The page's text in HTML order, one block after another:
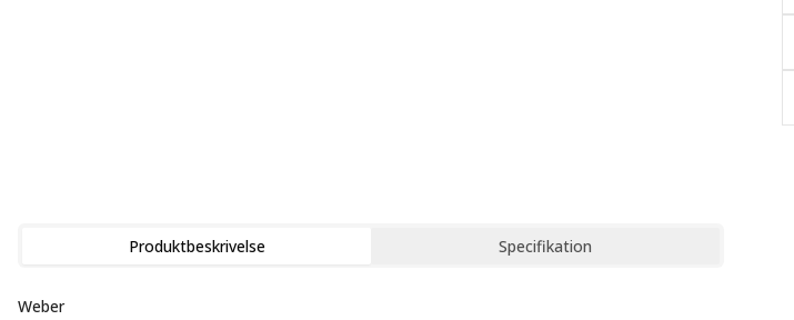
Produktbeskrivelse Specifikation
Weber